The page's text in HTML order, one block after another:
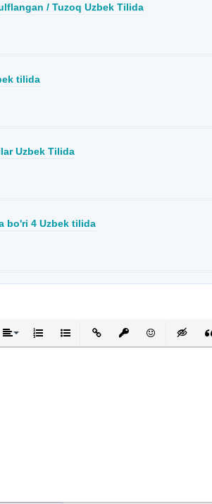
/ Tuzoq Uzbek Tilida
tilida
Uzbek Tilida
bo'ri 4 Uzbek tilida
Выравнивание
Нумерованный список
Маркированный список
Вставить ссылку
ВставитьВставитьВставка